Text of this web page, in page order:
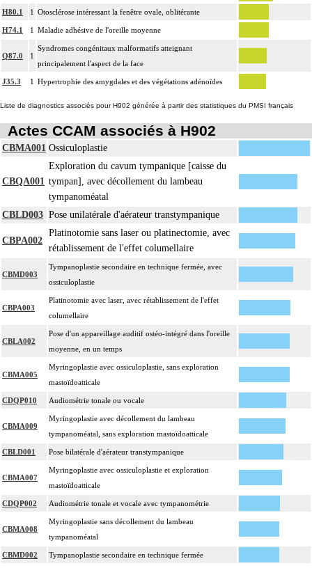
H80.1 1 Otosclérose intéressant la fenêtre ovale, oblitérante
H74.1 1 Maladie adhésive de l'oreille moyenne
Q87.0 1
Syndromes congénitaux malformatifs atteignant
principalement l'aspect de la face
J35.3 1 Hypertrophie des amygdales et des végétations adénoïdes
Liste de diagnostics associés pour H902 générée à partir des statistiques du PMSI français
Actes CCAM associés à H902
CBMA001 Ossiculoplastie
CBQA001
Exploration du cavum tympanique [caisse du
tympan], avec décollement du lambeau
tympanoméatal
CBLD003 Pose unilatérale d'aérateur transtympanique
CBPA002
Platinotomie sans laser ou platinectomie, avec
rétablissement de l'effet columellaire
CBMD003
Tympanoplastie secondaire en technique fermée, avec
ossiculoplastie
CBPA003
Platinotomie avec laser, avec rétablissement de l'effet
columellaire
CBLA002
Pose d'un appareillage auditif ostéo-intégré dans l'oreille
moyenne, en un temps
CBMA005
Myringoplastie avec ossiculoplastie, sans exploration
mastoïdoatticale
CDQP010 Audiométrie tonale ou vocale
CBMA009
Myringoplastie avec décollement du lambeau
tympanoméatal, sans exploration mastoïdoatticale
CBLD001 Pose bilatérale d'aérateur transtympanique
CBMA007
Myringoplastie avec ossiculoplastie et exploration
mastoïdoatticale
CDQP002 Audiométrie tonale et vocale avec tympanométrie
CBMA008
Myringoplastie sans décollement du lambeau
tympanoméatal
CBMD002 Tympanoplastie secondaire en technique fermée